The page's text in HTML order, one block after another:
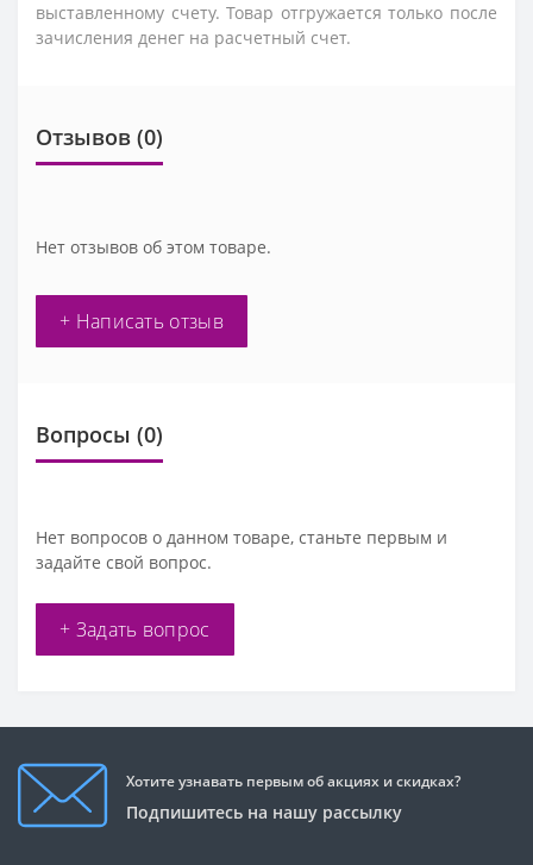
выставленному счету. Товар отгружается только после
зачисления денег на расчетный счет.
Отзывов (0)
Нет отзывов об этом товаре.
+ Написать отзыв
Вопросы (0)
Нет вопросов о данном товаре, станьте первым и
задайте свой вопрос.
+ Задать вопрос
Хотите узнавать первым об акциях и скидках?
Подпишитесь на нашу рассылку